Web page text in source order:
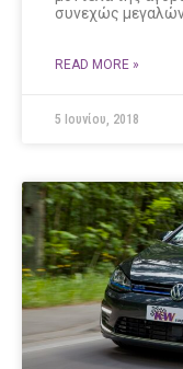
συνεχώς
READ MORE »
5 Ιουνίου, 2018